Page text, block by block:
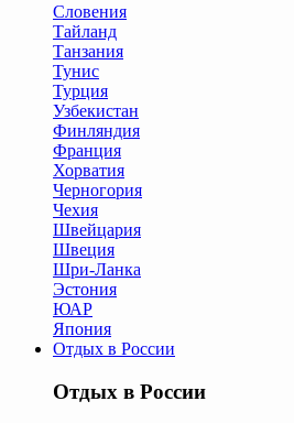
Словения
Тайланд
Танзания
Тунис
Турция
Узбекистан
Финляндия
Франция
Хорватия
Черногория
Чехия
Швейцария
Швеция
Шри-Ланка
Эстония
ЮАР
Япония
Отдых в России
Отдых в России